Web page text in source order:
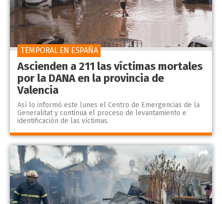
Ascienden a 211 las víctimas mortales
por la DANA en la provincia de
Valencia
Así lo informó este lunes el Centro de Emergencias de la
Generalitat y continua el proceso de levantamiento e
identificación de las víctimas.
TEMPORAL EN ESPAÑA